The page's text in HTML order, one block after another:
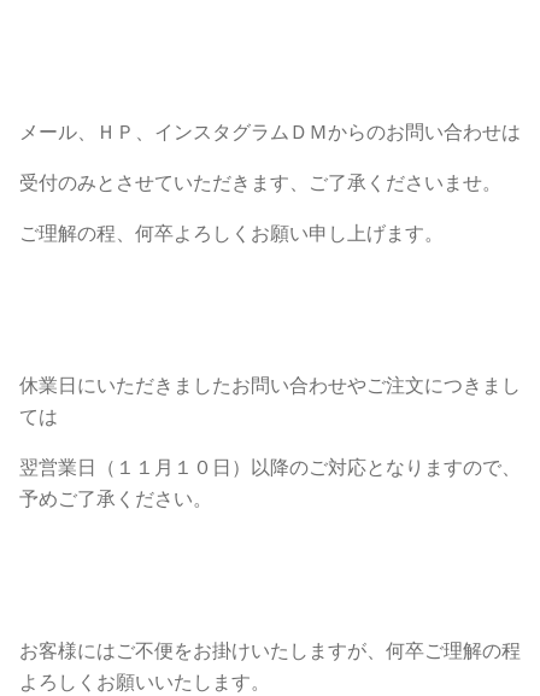
メール、ＨＰ、インスタグラムＤＭからのお問い合わせは
受付のみとさせていただきます、ご了承くださいませ。
ご理解の程、何卒よろしくお願い申し上げます。
休業日にいただきましたお問い合わせやご注文につきまし
ては
翌営業日（１１月１０日）以降のご対応となりますので、
予めご了承ください。
お客様にはご不便をお掛けいたしますが、何卒ご理解の程
よろしくお願いいたします。